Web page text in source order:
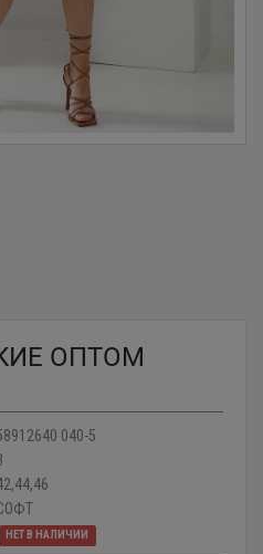
ОПТОМ
040-5
НЕТ В НАЛИЧИИ